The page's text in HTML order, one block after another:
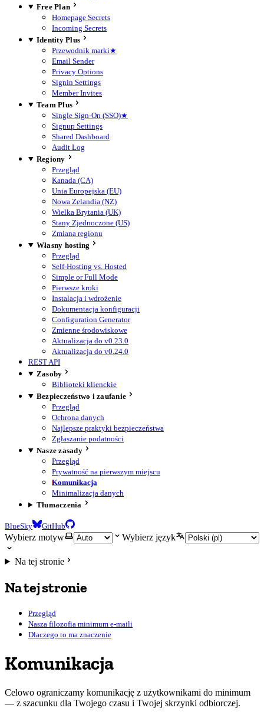
Free Plan
Homepage Secrets
Incoming Secrets
Identity Plus
Przewodnik marki★
Email Sender
Privacy Options
Signin Settings
Member Invites
Team Plus
Single Sign-On (SSO)★
Signup Settings
Shared Dashboard
Audit Log
Regiony
Przegląd
Kanada (CA)
Unia Europejska (EU)
Nowa Zelandia (NZ)
Wielka Brytania (UK)
Stany Zjednoczone (US)
Zmiana regionu
Własny hosting
Przegląd
Self-Hosting vs. Hosted
Simple or Full Mode
Pierwsze kroki
Instalacja i wdrożenie
Dokumentacja konfiguracji
Configuration Generator
Zmienne środowiskowe
Aktualizacja do v0.23.0
Aktualizacja do v0.24.0
REST API
Zasoby
Biblioteki klienckie
Bezpieczeństwo i zaufanie
Przegląd
Ochrona danych
Najlepsze praktyki bezpieczeństwa
Zgłaszanie podatności
Nasze zasady
Przegląd
Prywatność na pierwszym miejscu
Komunikacja
Minimalizacja danych
Tłumaczenia
BlueSky GitHub
Wybierz motyw Wybierz język
Na tej stronie
Na tej stronie
Przegląd
Nasza filozofia minimum e-maili
Dlaczego to ma znaczenie
Komunikacja
Celowo ograniczamy komunikację z użytkownikami do minimum
— z szacunku dla Twojego czasu i Twojej skrzynki odbiorczej.